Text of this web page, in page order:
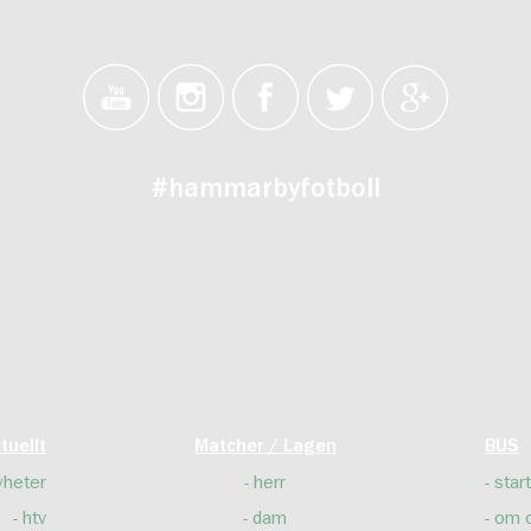
#hammarbyfotboll
htv
Matcher / Lagen
herr
dam
BUS
start
om